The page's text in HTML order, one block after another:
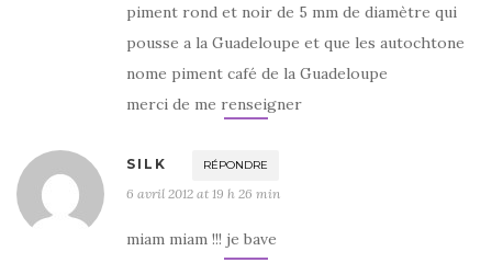
piment rond et noir de 5 mm de diamètre qui
pousse a la Guadeloupe et que les autochtone
nome piment café de la Guadeloupe
merci de me renseigner
SILK RÉPONDRE
6 avril 2012 at 19 h 26 min
miam miam !!! je bave